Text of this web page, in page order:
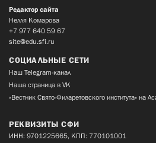
Редактор сайта
Нелля Комарова
+7 977 640 59 67
site@edu.sfi.ru
СОЦИАЛЬНЫЕ СЕТИ
Наш Telegram-канал
Наша страница в VK
«Вестник Свято-Филаретовского института» на
РЕКВИЗИТЫ СФИ
ИНН: 9701225665, КПП: 770101001